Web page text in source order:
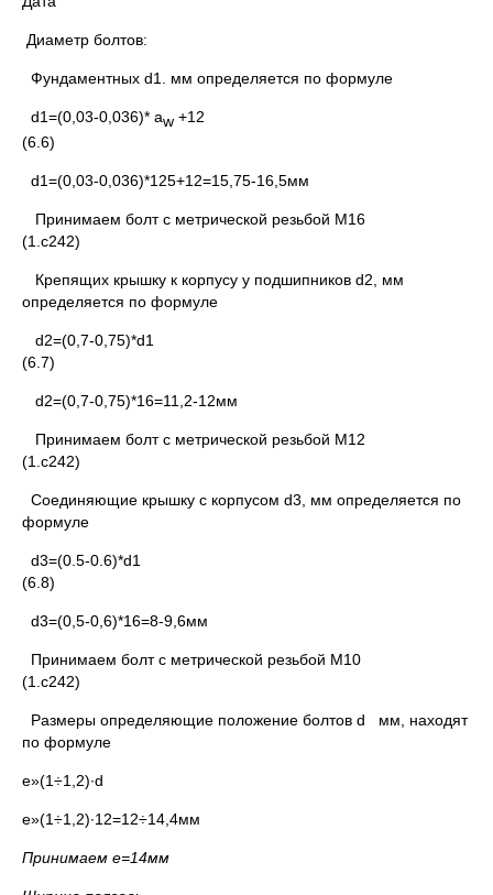
Диаметр болтов:
Фундаментных d1. мм определяется по формуле
d1=(0,03-0,036)* аw +12
(6.6)
d1=(0,03-0,036)*125+12=15,75-16,5мм
Принимаем болт с метрической резьбой M16
(1.с242)
Крепящих крышку к корпусу у подшипников d2, мм
определяется по формуле
d2=(0,7-0,75)*d1
(6.7)
d2=(0,7-0,75)*16=11,2-12мм
Принимаем болт с метрической резьбой М12
(1.с242)
Соединяющие крышку с корпусом d3, мм определяется по
формуле
d3=(0.5-0.6)*d1
(6.8)
d3=(0,5-0,6)*16=8-9,6мм
Принимаем болт с метрической резьбой М10
(1.с242)
Размеры определяющие положение болтов d мм, находят
по формуле
e»(1÷1,2)·d
e»(1÷1,2)·12=12÷14,4мм
Принимаем е=14мм